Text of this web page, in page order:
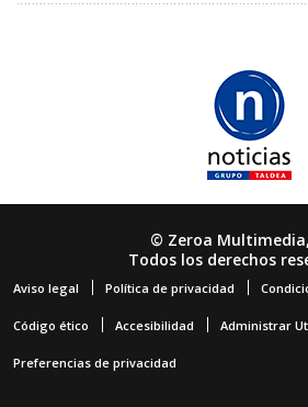
© Zeroa Multimedia,
Todos los derechos
Aviso legal Política de privacidad
Código ético Accesibilidad Administrar
Preferencias de privacidad